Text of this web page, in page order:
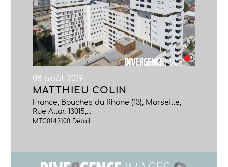
08 août 2019
MATTHIEU COLIN
France, Bouches du Rhone (13), Marseille,
Rue Allar, 13015,...
MTC0143100 Détail